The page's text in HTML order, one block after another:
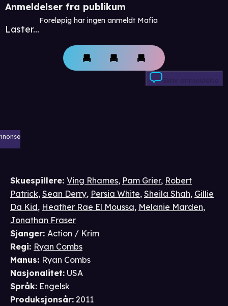
Anmeldelser fra publikum
Laster...
Foreløpig har ingen anmeldt Mafia
Skriv anmeldelse
Skuespillere: Ving Rhames, Pam Grier, Robert
Patrick, Sean Derry, Persia White, Sheila Shah, Gillie
Da Kid, Heather Rae El Moussa, Melanie Marden,
Jonathan Fraser
Sjanger: Action / Krim
Regi: Ryan Combs
Manus: Ryan Combs
Nasjonalitet: USA
Språk: Engelsk
Produksjonsår: 2011